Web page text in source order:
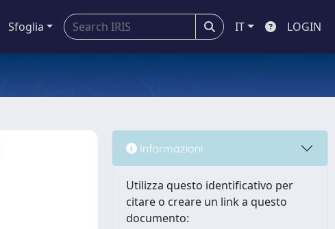
Sfoglia IT LOGIN
Informazioni
Utilizza questo identificativo per
citare o creare un link a questo
documento: